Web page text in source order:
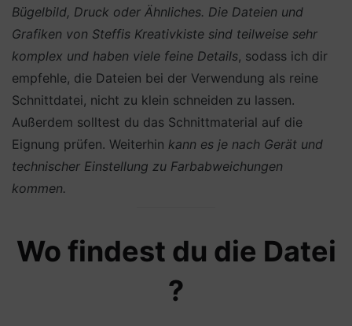
Bügelbild, Druck oder Ähnliches. Die Dateien und
Grafiken von Steffis Kreativkiste sind teilweise sehr
komplex und haben viele feine Details, sodass ich dir
empfehle, die Dateien bei der Verwendung als reine
Schnittdatei, nicht zu klein schneiden zu lassen.
Außerdem solltest du das Schnittmaterial auf die
Eignung prüfen. Weiterhin kann es je nach Gerät und
technischer Einstellung zu Farbabweichungen
kommen.
Wo findest du die Datei
?